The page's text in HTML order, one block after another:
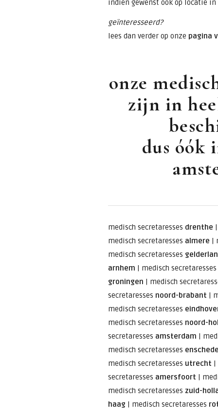
indien gewenst ook op locatie
geïnteresseerd?
lees dan verder op onze pagina
onze
zijn in
dus óók
medisch secretaresses drenthe
medisch secretaresses almere |
medisch secretaresses
arnhem | medisch secretaresses
groningen | medisch
secretaresses noord-brabant |
medisch secretaresses
medisch secretaresses noord-
secretaresses amsterdam |
medisch secretaresses
medisch secretaresses utrecht |
secretaresses amersfoort |
medisch secretaresses zuid-
haag | medisch secretaresses